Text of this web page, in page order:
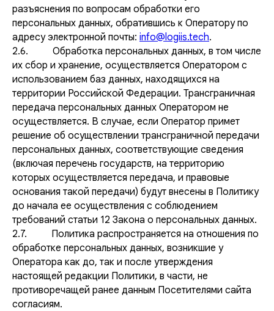
разъяснения по вопросам обработки его
персональных данных, обратившись к Оператору по
адресу электронной почты: info@logiis.tech.
2.6. Обработка персональных данных, в том числе
их сбор и хранение, осуществляется Оператором с
использованием баз данных, находящихся на
территории Российской Федерации. Трансграничная
передача персональных данных Оператором не
осуществляется. В случае, если Оператор примет
решение об осуществлении трансграничной передачи
персональных данных, соответствующие сведения
(включая перечень государств, на территорию
которых осуществляется передача, и правовые
основания такой передачи) будут внесены в Политику
до начала ее осуществления с соблюдением
требований статьи 12 Закона о персональных данных.
2.7. Политика распространяется на отношения по
обработке персональных данных, возникшие у
Оператора как до, так и после утверждения
настоящей редакции Политики, в части, не
противоречащей ранее данным Посетителями сайта
согласиям.